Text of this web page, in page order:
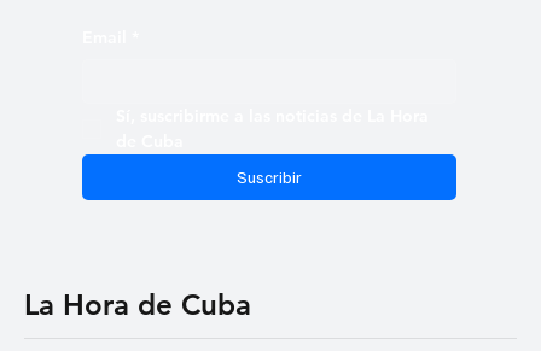
Suscribir
La Hora de Cuba